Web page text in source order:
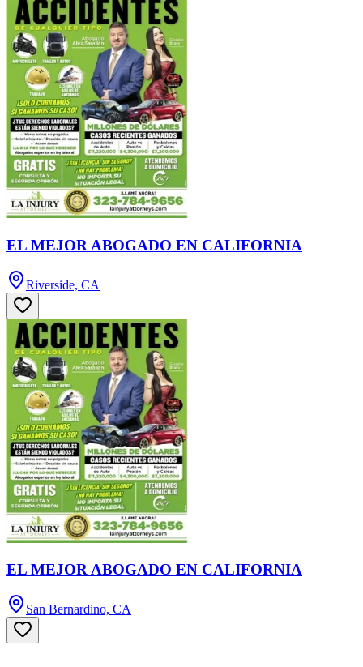
EL MEJOR ABOGADO EN CALIFORNIA
Riverside, CA
EL MEJOR ABOGADO EN CALIFORNIA
San Bernardino, CA